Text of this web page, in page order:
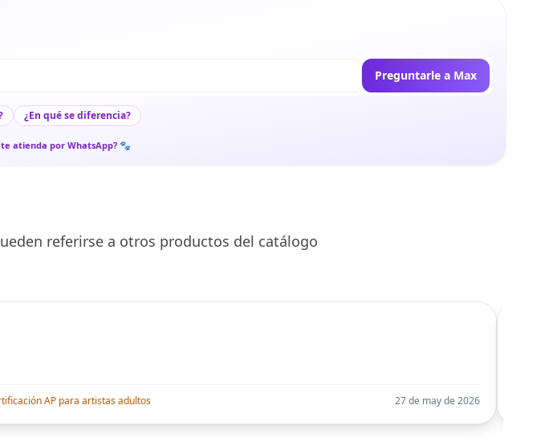
Preguntarle a Max
¿En qué se diferencia?
atienda por WhatsApp? 🐾
referirse a otros productos del catálogo
AP para artistas adultos 27 de may de 2026